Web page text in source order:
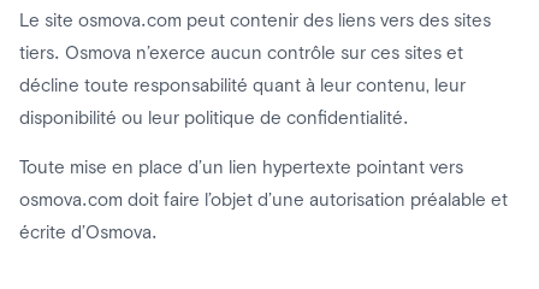
Le site osmova.com peut contenir des liens vers des sites
tiers. Osmova n’exerce aucun contrôle sur ces sites et
décline toute responsabilité quant à leur contenu, leur
disponibilité ou leur politique de confidentialité.
Toute mise en place d’un lien hypertexte pointant vers
osmova.com doit faire l’objet d’une autorisation préalable et
écrite d’Osmova.